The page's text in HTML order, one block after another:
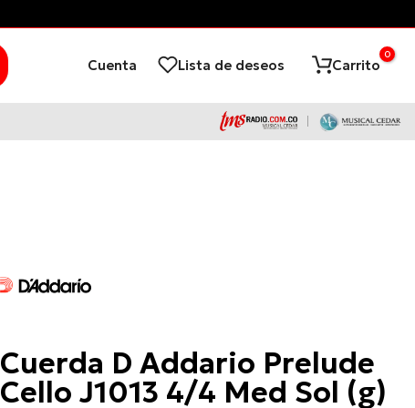
Cuenta Lista de deseos Carrito
0
Cuerda D Addario Prelude
Cello J1013 4/4 Med Sol (g)